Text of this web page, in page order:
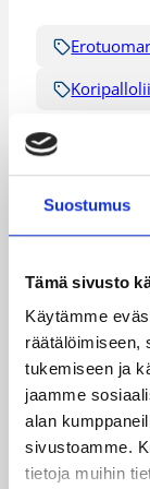
Suostumus
Tämä sivusto
Käytämme
räätälöimiseen,
tukemiseen ja
jaamme
alan
sivustoamme.
tietoja muihin
Katso